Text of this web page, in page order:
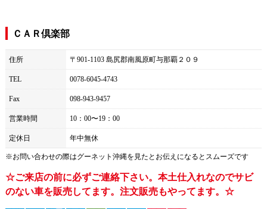
ＣＡＲ倶楽部
住所 〒901-1103 島尻郡南風原町与那覇２０９
TEL 0078-6045-4743
Fax 098-943-9457
営業時間 10：00〜19：00
定休日 年中無休
※お問い合わせの際はグーネット沖縄を見たとお伝えになるとスムーズです
☆ご来店の前に必ずご連絡下さい。本土仕入れなのでサビ
のない車を販売してます。注文販売もやってます。☆